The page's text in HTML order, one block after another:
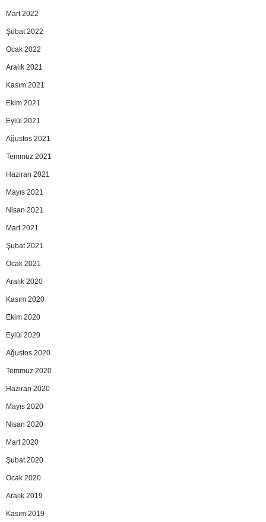
Mart 2022
Şubat 2022
Ocak 2022
Aralık 2021
Kasım 2021
Ekim 2021
Eylül 2021
Ağustos 2021
Temmuz 2021
Haziran 2021
Mayıs 2021
Nisan 2021
Mart 2021
Şubat 2021
Ocak 2021
Aralık 2020
Kasım 2020
Ekim 2020
Eylül 2020
Ağustos 2020
Temmuz 2020
Haziran 2020
Mayıs 2020
Nisan 2020
Mart 2020
Şubat 2020
Ocak 2020
Aralık 2019
Kasım 2019